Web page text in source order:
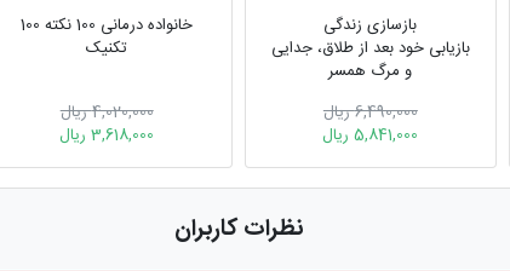
بازسازی زندگی
بازیابی خود بعد از طلاق، جدایی
و مرگ همسر
6,490,000 ریال
5,841,000 ریال
خانواده درمانی 100 نکته 100
تکنیک
4,020,000 ریال
3,618,000 ریال
نظرات کاربران